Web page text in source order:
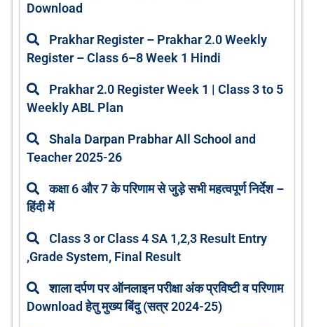
Download
Prakhar Register – Prakhar 2.0 Weekly
Register – Class 6–8 Week 1 Hindi
Prakhar 2.0 Register Week 1 | Class 3 to 5
Weekly ABL Plan
Shala Darpan Prabhar All School and
Teacher 2025-26
कक्षा 6 और 7 के परिणाम से जुड़े सभी महत्वपूर्ण निर्देश –
हिंदी में
Class 3 or Class 4 SA 1,2,3 Result Entry
,Grade System, Final Result
शाला दर्पण पर ऑनलाइन परीक्षा अंक प्रविष्टी व परिणाम
Download हेतु मुख्य बिंदु (सत्र 2024-25)